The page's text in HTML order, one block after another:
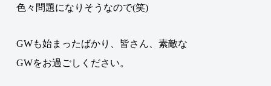
色々問題になりそうなので(笑)
GWも始まったばかり、皆さん、素敵な
GWをお過ごしください。